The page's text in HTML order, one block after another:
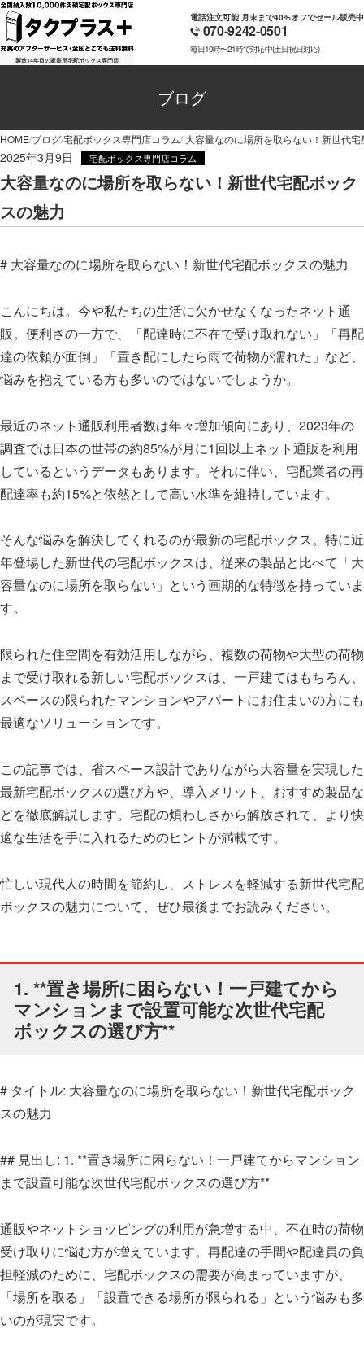
製造14年目の家庭用宅配ボックス専門店
電話注文可能 月末まで40%オフでセール販売中
070-9242-0501
毎日10時〜21時で対応中(土日祝日対応)
ブログ
HOMEブログ宅配ボックス専門店コラム 大容量なのに場所を取らない！新世代宅
2025年3月9日 宅配ボックス専門店コラム
大容量なのに場所を取らない！新世代宅配ボック
スの魅力
# 大容量なのに場所を取らない！新世代宅配ボックスの魅力
こんにちは。今や私たちの生活に欠かせなくなったネット通
販。便利さの一方で、「配達時に不在で受け取れない」「再配
達の依頼が面倒」「置き配にしたら雨で荷物が濡れた」など、
悩みを抱えている方も多いのではないでしょうか。
最近のネット通販利用者数は年々増加傾向にあり、2023年の
調査では日本の世帯の約85%が月に1回以上ネット通販を利用
しているというデータもあります。それに伴い、宅配業者の再
配達率も約15%と依然として高い水準を維持しています。
そんな悩みを解決してくれるのが最新の宅配ボックス。特に近
年登場した新世代の宅配ボックスは、従来の製品と比べて「大
容量なのに場所を取らない」という画期的な特徴を持っていま
す。
限られた住空間を有効活用しながら、複数の荷物や大型の荷物
まで受け取れる新しい宅配ボックスは、一戸建てはもちろん、
スペースの限られたマンションやアパートにお住まいの方にも
最適なソリューションです。
この記事では、省スペース設計でありながら大容量を実現した
最新宅配ボックスの選び方や、導入メリット、おすすめ製品な
どを徹底解説します。宅配の煩わしさから解放されて、より快
適な生活を手に入れるためのヒントが満載です。
忙しい現代人の時間を節約し、ストレスを軽減する新世代宅配
ボックスの魅力について、ぜひ最後までお読みください。
1. **置き場所に困らない！一戸建てから
マンションまで設置可能な次世代宅配
ボックスの選び方**
# タイトル: 大容量なのに場所を取らない！新世代宅配ボック
スの魅力
## 見出し: 1. **置き場所に困らない！一戸建てからマンション
まで設置可能な次世代宅配ボックスの選び方**
通販やネットショッピングの利用が急増する中、不在時の荷物
受け取りに悩む方が増えています。再配達の手間や配達員の負
担軽減のために、宅配ボックスの需要が高まっていますが、
「場所を取る」「設置できる場所が限られる」という悩みも多
いのが現実です。